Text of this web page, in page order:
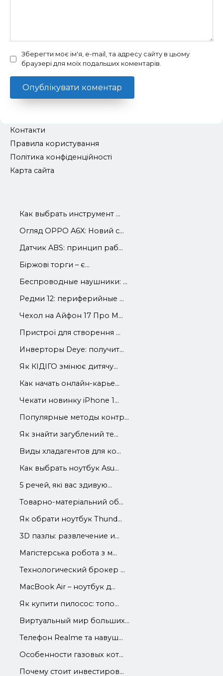
Зберегти моє ім'я, e-mail, та адресу сайту в цьому
браузері для моїх подальших коментарів.
Контакти
Правила користування
Політика конфіденційності
Карта сайта
Как выбрать инструмент ...
Огляд OPPO A6X: Новий с...
Датчик ABS: принцип раб...
Біржові торги – є...
Беспроводные наушники: ...
Редми 12: периферийные ...
Чехол на Айфон 17 Про М...
Пристрої для створення ...
Инверторы Deye: получит...
Як КІДІГО змінює дитячу...
Как начать онлайн-карье...
Чекати новинку iPhone 1...
Популярные методы контр...
Як знайти загублений те...
Виды хладагентов для ко...
Как выбрать ноутбук Asu...
5 речей, які вас здивую...
Товарно-матеріальний об...
Як обрати ноутбук Thund...
3D пазлы: развлечение и...
Магістерська робота з м...
Технологический брокер ...
MacBook Air – ноутбук д...
Як купити пилосос: топо...
Виртуальный мир больших...
Телефон Realme та навуш...
Особенности газовых кот...
Почему стоит инвестиров...